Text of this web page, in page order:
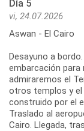
Día 5
vi, 24.07.2026
Aswan - El Cairo
Desayuno a
embarcación para
admiraremos el
otros templos y el
construido por el
Traslado al
Cairo. Llegada,